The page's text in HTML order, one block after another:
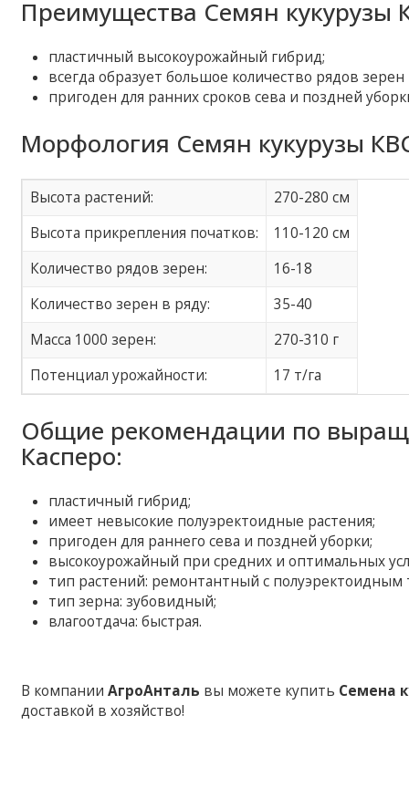
Преимущества Семян кукурузы
пластичный высокоурожайный гибрид;
всегда образует большое количество рядов зерен
пригоден для ранних сроков сева и поздней
Морфология Семян кукурузы
Высота растений:
270-280 см
Высота прикрепления початков:
110-120 см
Количество рядов зерен:
16-18
Количество зерен в ряду:
35-40
Масса 1000 зерен:
270-310 г
Потенциал урожайности:
17 т/га
Общие рекомендации по
Касперо:
пластичный гибрид;
имеет невысокие полуэректоидные растения;
пригоден для раннего сева и поздней уборки;
высокоурожайный при средних и оптимальных
тип растений: ремонтантный с полуэректоидным
тип зерна: зубовидный;
влагоотдача: быстрая.
В компанииАгроАнталь вы можете купить Семена
доставкой в хозяйство!